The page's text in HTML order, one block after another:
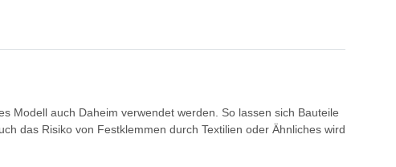
Modell auch Daheim verwendet werden. So lassen sich Bauteile
das Risiko von Festklemmen durch Textilien oder Ähnliches wird